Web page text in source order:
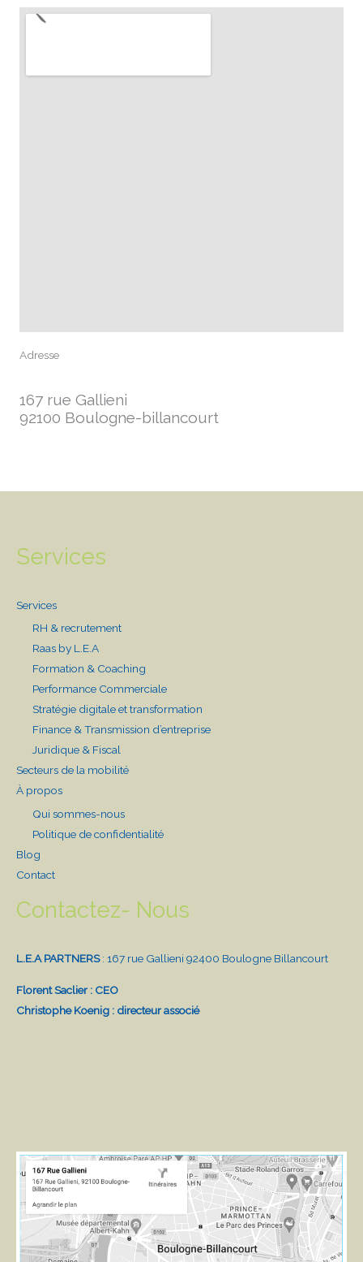
Adresse
167 rue Gallieni
92100 Boulogne-billancourt
Services
Services
RH & recrutement
Raas by L.E.A
Formation & Coaching
Performance Commerciale
Stratégie digitale et transformation
Finance & Transmission d’entreprise
Juridique & Fiscal
Secteurs de la mobilité
À propos
Qui sommes-nous
Politique de confidentialité
Blog
Contact
Contactez- Nous
L.E.A PARTNERS: 167 rue Gallieni 92400 Boulogne Billancourt
Florent Saclier : CEO
Christophe Koenig : directeur associé